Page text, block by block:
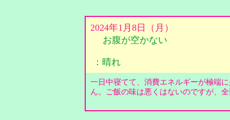
2024年1月8日（月）
お腹が空かない
：晴れ
一日中寝てて、消費エネルギーが極端
ん。ご飯の味は悪くはないのですが、